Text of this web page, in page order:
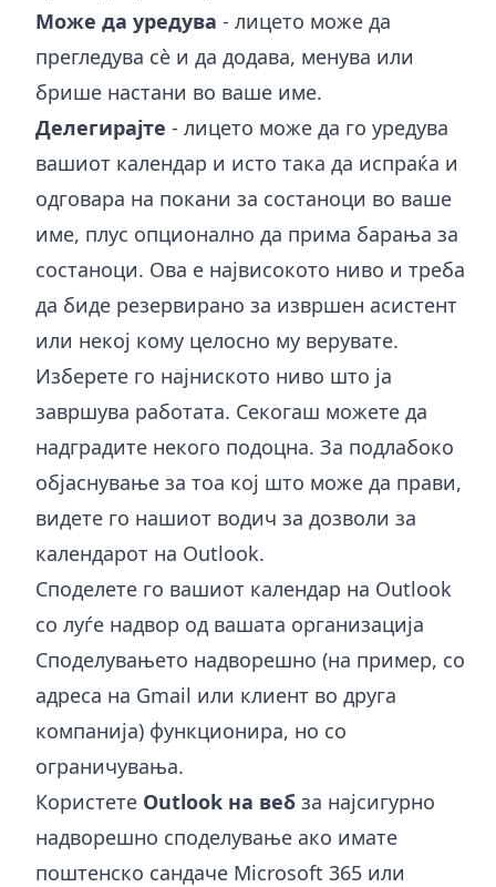
Може да уредува - лицето може да
прегледува сè и да додава, менува или
брише настани во ваше име.
Делегирајте - лицето може да го уредува
вашиот календар и исто така да испраќа и
одговара на покани за состаноци во ваше
име, плус опционално да прима барања за
состаноци. Ова е највисокото ниво и треба
да биде резервирано за извршен асистент
или некој кому целосно му верувате.
Изберете го најниското ниво што ја
завршува работата. Секогаш можете да
надградите некого подоцна. За подлабоко
објаснување за тоа кој што може да прави,
видете го нашиот водич за дозволи за
календарот на Outlook.
Споделете го вашиот календар на Outlook
со луѓе надвор од вашата организација
Споделувањето надворешно (на пример, со
адреса на Gmail или клиент во друга
компанија) функционира, но со
ограничувања.
Користете Outlook на веб за најсигурно
надворешно споделување ако имате
поштенско сандаче Microsoft 365 или